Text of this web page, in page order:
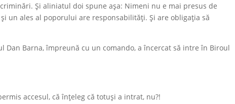
Şi aliniatul doi spune așa: Nimeni nu e mai presus de
un ales al poporului are responsabilități. Şi are obligația să
Dan Barna, împreună cu un comando, a încercat să intre în Biroul
accesul, că înțeleg că totuși a intrat, nu?!